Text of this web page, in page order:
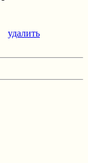
удалить